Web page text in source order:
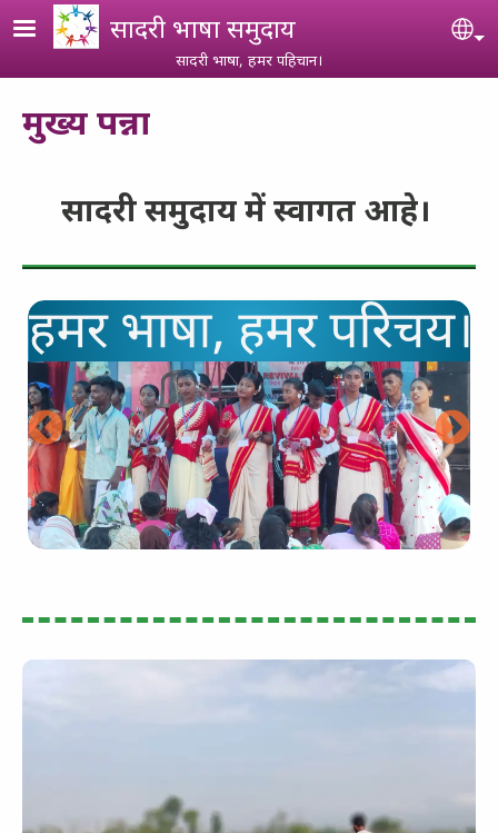
Skip to main content
सादरी भाषा समुदाय
सादरी भाषा, हमर पहिचान।
मुख्य पन्ना
सादरी समुदाय में स्वागत आहे।